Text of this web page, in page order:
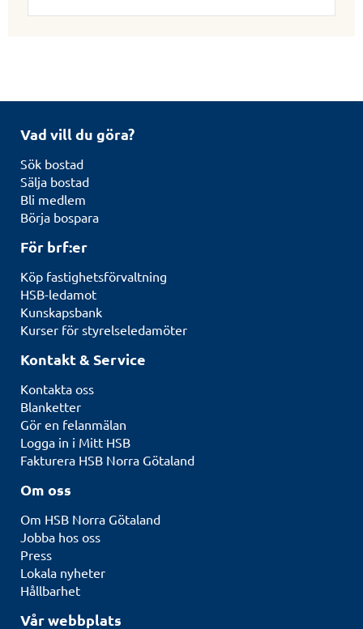
Vad vill du göra?
Sök bostad
Sälja bostad
Bli medlem
Börja bospara
För brf:er
Köp fastighetsförvaltning
HSB-ledamot
Kunskapsbank
Kurser för styrelseledamöter
Kontakt & Service
Kontakta oss
Blanketter
Gör en felanmälan
Logga in i Mitt HSB
Fakturera HSB Norra Götaland
Om oss
Om HSB Norra Götaland
Jobba hos oss
Press
Lokala nyheter
Hållbarhet
Vår webbplats